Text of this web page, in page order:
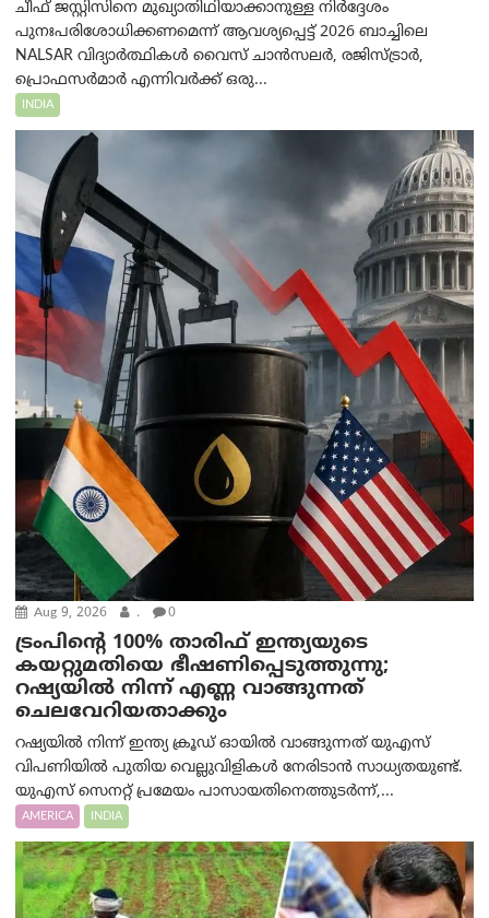
ചീഫ് ജസ്റ്റിസിനെ മുഖ്യാതിഥിയാക്കാനുള്ള നിർദ്ദേശം
പുനഃപരിശോധിക്കണമെന്ന് ആവശ്യപ്പെട്ട് 2026 ബാച്ചിലെ
NALSAR വിദ്യാർത്ഥികൾ വൈസ് ചാൻസലർ, രജിസ്ട്രാർ,
പ്രൊഫസർമാർ എന്നിവർക്ക് ഒരു...
INDIA
Aug 9, 2026 . 0
ട്രം‌പിന്റെ 100% താരിഫ് ഇന്ത്യയുടെ
കയറ്റുമതിയെ ഭീഷണിപ്പെടുത്തുന്നു;
റഷ്യയിൽ നിന്ന് എണ്ണ വാങ്ങുന്നത്
ചെലവേറിയതാക്കും
റഷ്യയിൽ നിന്ന് ഇന്ത്യ ക്രൂഡ് ഓയിൽ വാങ്ങുന്നത് യുഎസ്
വിപണിയിൽ പുതിയ വെല്ലുവിളികൾ നേരിടാൻ സാധ്യതയുണ്ട്.
യുഎസ് സെനറ്റ് പ്രമേയം പാസായതിനെത്തുടർന്ന്,...
AMERICA INDIA